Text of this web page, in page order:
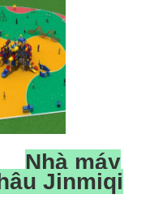
Nhà máy
Jinmiqi